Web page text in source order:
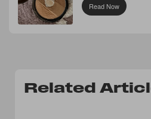
Read Now
Related